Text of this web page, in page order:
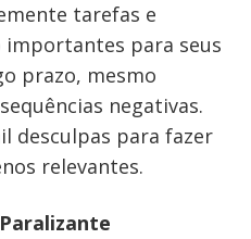
tarefas e
importantes para seus
prazo, mesmo
negativas.
desculpas para fazer
relevantes.